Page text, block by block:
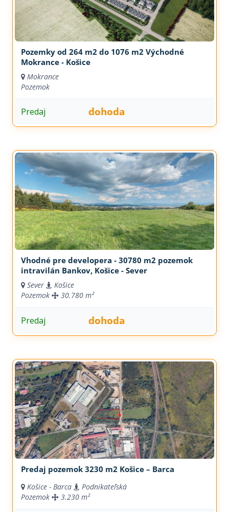
Pozemky od 264 m2 do 1076 m2 Východné
Mokrance - Košice
Mokrance
Pozemok
Predaj dohoda
Vhodné pre developera - 30780 m2 pozemok
intravilán Bankov, Košice - Sever
Sever
Košice
Pozemok
30.780 m²
Predaj dohoda
Predaj pozemok 3230 m2 Košice – Barca
Košice - Barca
Podnikateľská
Pozemok
3.230 m²